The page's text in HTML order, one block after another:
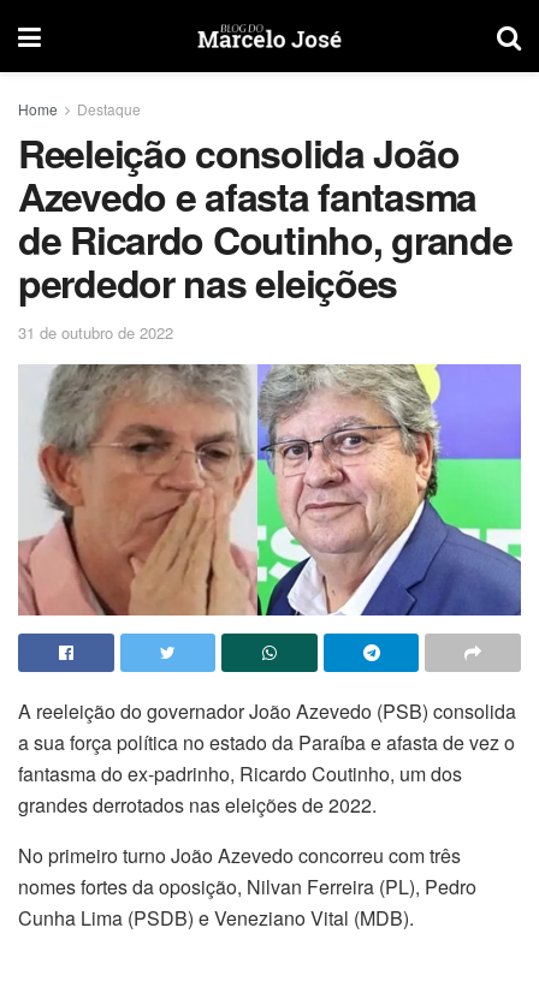
Home Destaque
Reeleição consolida João
Azevedo e afasta fantasma
de Ricardo Coutinho, grande
perdedor nas eleições
31 de outubro de 2022
A reeleição do governador João Azevedo (PSB) consolida
a sua força política no estado da Paraíba e afasta de vez o
fantasma do ex-padrinho, Ricardo Coutinho, um dos
grandes derrotados nas eleições de 2022.
No primeiro turno João Azevedo concorreu com três
nomes fortes da oposição, Nilvan Ferreira (PL), Pedro
Cunha Lima (PSDB) e Veneziano Vital (MDB).